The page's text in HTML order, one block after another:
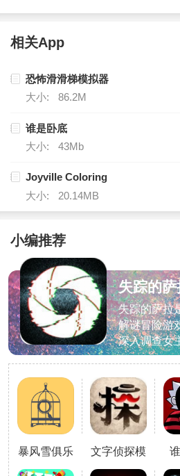
相关App
恐怖滑滑梯模拟器
大小:
86.2M
谁是卧底
大小:
43Mb
Joyville Coloring
大小:
20.14MB
小编推荐
失踪的萨
戏
失踪的萨拉
解谜冒险游
深入调查女
案。通过细
步揭开隐藏
相。游戏特
探索，让玩
手机。2、
括短信、邮
的信息整合
暴风雪俱乐
部游戏
文字侦探模
拟游戏